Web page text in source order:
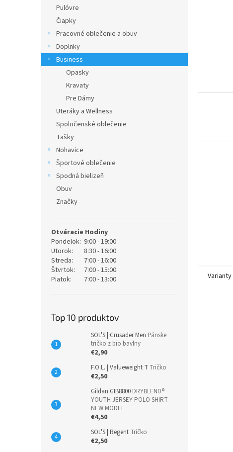
Pulóvre
Čiapky
Pracovné oblečenie a obuv
Doplnky
Business
Opasky
Kravaty
Pre Dámy
Uteráky a Wellness
Spoločenské oblečenie
Tašky
Nohavice
Športové oblečenie
Spodná bielizeň
Obuv
Značky
Otváracie Hodiny
Pondelok: 9:00 - 19:00
Utorok:
8:30 - 16:00
Streda:
7:00 - 16:00
Štvrtok:
7:00 - 15:00
Piatok:
7:00 - 13:00
Top 10 produktov
SOL'S | Crusader Men Pánske
tričko z bio bavlny
€2,90
F.O.L. | Valueweight T Tričko
€2,50
Gildan GIB8800 DRYBLEND®
YOUTH JERSEY POLO SHIRT -
NEW MODEL
€4,50
SOL'S | Regent Tričko
€2,50
Varianty